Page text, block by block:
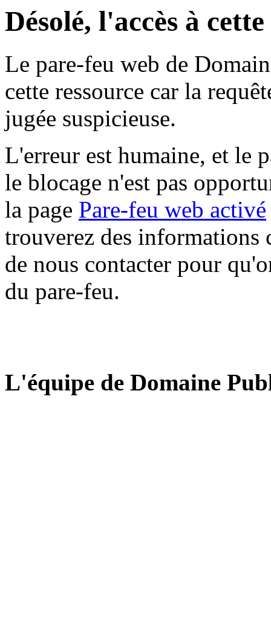
Désolé, l'accès à
Le pare-feu web de
cette ressource car la
jugée suspicieuse.
L'erreur est humaine, et le
le blocage n'est pas
la page Pare-feu web activé
trouverez des informations
de nous contacter pour
du pare-feu.
L'équipe de Domaine